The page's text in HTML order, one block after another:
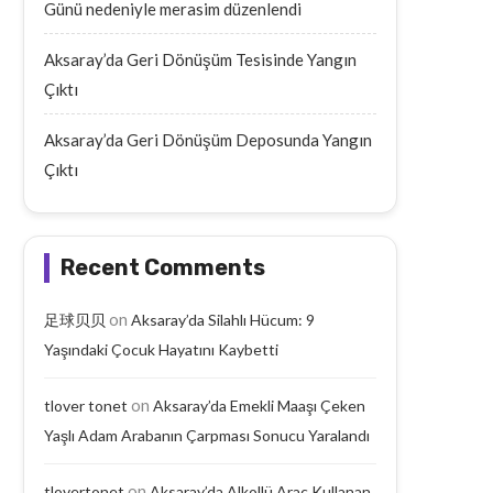
Günü nedeniyle merasim düzenlendi
Aksaray’da Geri Dönüşüm Tesisinde Yangın
Çıktı
Aksaray’da Geri Dönüşüm Deposunda Yangın
Çıktı
Recent Comments
足球贝贝 on Aksaray’da Silahlı Hücum: 9
Yaşındaki Çocuk Hayatını Kaybetti
tlover tonet on Aksaray’da Emekli Maaşı Çeken
Yaşlı Adam Arabanın Çarpması Sonucu Yaralandı